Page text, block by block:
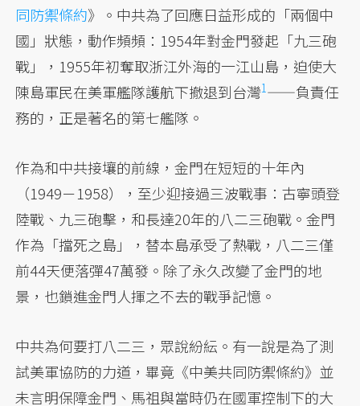
同防禦條約》。中共為了回應日益形成的「兩個中
國」狀態，動作頻頻：1954年對金門發起「九三砲
戰」，1955年初奪取浙江外海的一江山島，迫使大
陳島軍民在美軍艦隊護航下撤退到台灣1 ——負責任
務的，正是著名的第七艦隊。
作為和中共接壤的前線，金門在短短的十年內
（1949－1958），至少迎接過三波戰事：古寧頭登
陸戰、九三砲擊，和長達20年的八二三砲戰。金門
作為「擋死之島」，替本島承受了熱戰，八二三僅
前44天便落彈47萬發。除了永久改變了金門的地
景，也鎖進金門人揮之不去的戰爭記憶。
中共為何要打八二三，眾說紛紜。有一說是為了測
試美軍協防的力道，畢竟《中美共同防禦條約》並
未言明保障金門、馬祖與當時仍在國軍控制下的大